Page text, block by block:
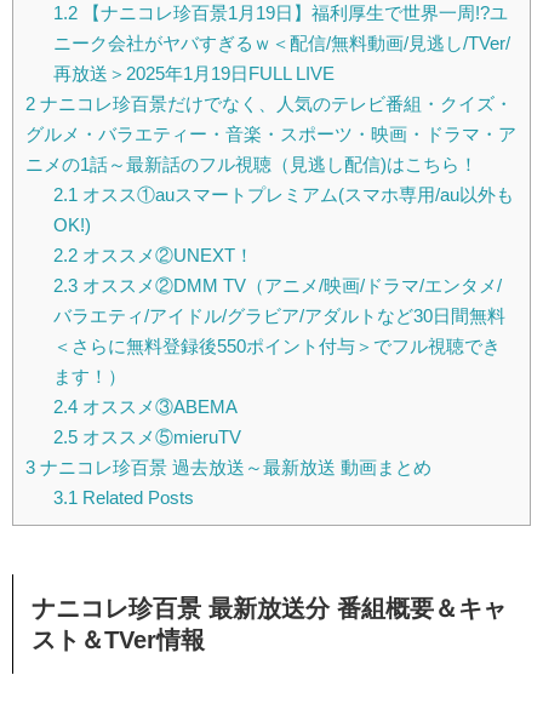
1.2【ナニコレ珍百景1月19日】福利厚生で世界一周!?ユ
ニーク会社がヤバすぎるｗ＜配信/無料動画/見逃し/TVer/
再放送＞2025年1月19日FULL LIVE
2 ナニコレ珍百景だけでなく、人気のテレビ番組・クイズ・
グルメ・バラエティー・音楽・スポーツ・映画・ドラマ・ア
ニメの1話～最新話のフル視聴（見逃し配信)はこちら！
2.1 オスス①auスマートプレミアム(スマホ専用/au以外も
OK!)
2.2オススメ②UNEXT！
2.3オススメ②DMM TV（アニメ/映画/ドラマ/エンタメ/
バラエティ/アイドル/グラビア/アダルトなど30日間無料
＜さらに無料登録後550ポイント付与＞でフル視聴でき
ます！）
2.4オススメ③ABEMA
2.5オススメ⑤mieruTV
3 ナニコレ珍百景 過去放送～最新放送 動画まとめ
3.1 Related Posts
ナニコレ珍百景 最新放送分 番組概要＆キャ
スト＆TVer情報